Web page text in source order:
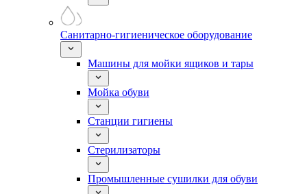
Санитарно-гигиеническое оборудование
Машины для мойки ящиков и тары
Мойка обуви
Станции гигиены
Стерилизаторы
Промышленные сушилки для обуви